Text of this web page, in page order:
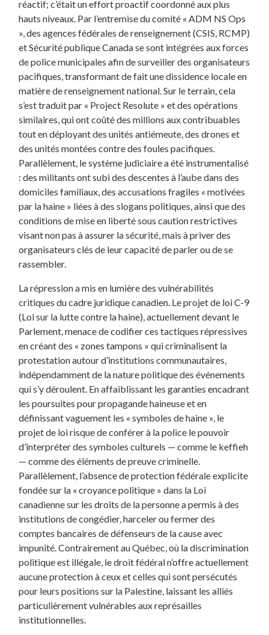
réactif; c’était un effort proactif coordonné aux plus
hauts niveaux. Par l’entremise du comité « ADM NS Ops
», des agences fédérales de renseignement (CSIS, RCMP)
et Sécurité publique Canada se sont intégrées aux forces
de police municipales afin de surveiller des organisateurs
pacifiques, transformant de fait une dissidence locale en
matière de renseignement national. Sur le terrain, cela
s’est traduit par « Project Resolute » et des opérations
similaires, qui ont coûté des millions aux contribuables
tout en déployant des unités antiémeute, des drones et
des unités montées contre des foules pacifiques.
Parallèlement, le système judiciaire a été instrumentalisé
: des militants ont subi des descentes à l’aube dans des
domiciles familiaux, des accusations fragiles « motivées
par la haine » liées à des slogans politiques, ainsi que des
conditions de mise en liberté sous caution restrictives
visant non pas à assurer la sécurité, mais à priver des
organisateurs clés de leur capacité de parler ou de se
rassembler.
La répression a mis en lumière des vulnérabilités
critiques du cadre juridique canadien. Le projet de loi C-9
(Loi sur la lutte contre la haine), actuellement devant le
Parlement, menace de codifier ces tactiques répressives
en créant des « zones tampons » qui criminalisent la
protestation autour d’institutions communautaires,
indépendamment de la nature politique des événements
qui s’y déroulent. En affaiblissant les garanties encadrant
les poursuites pour propagande haineuse et en
définissant vaguement les « symboles de haine », le
projet de loi risque de conférer à la police le pouvoir
d’interpréter des symboles culturels — comme le keffieh
— comme des éléments de preuve criminelle.
Parallèlement, l’absence de protection fédérale explicite
fondée sur la « croyance politique » dans la Loi
canadienne sur les droits de la personne a permis à des
institutions de congédier, harceler ou fermer des
comptes bancaires de défenseurs de la cause avec
impunité. Contrairement au Québec, où la discrimination
politique est illégale, le droit fédéral n’offre actuellement
aucune protection à ceux et celles qui sont persécutés
pour leurs positions sur la Palestine, laissant les alliés
particulièrement vulnérables aux représailles
institutionnelles.